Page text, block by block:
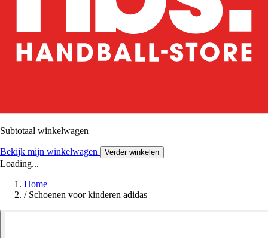
Subtotaal winkelwagen
Bekijk mijn winkelwagen Verder winkelen
Loading...
Home
/ Schoenen voor kinderen adidas